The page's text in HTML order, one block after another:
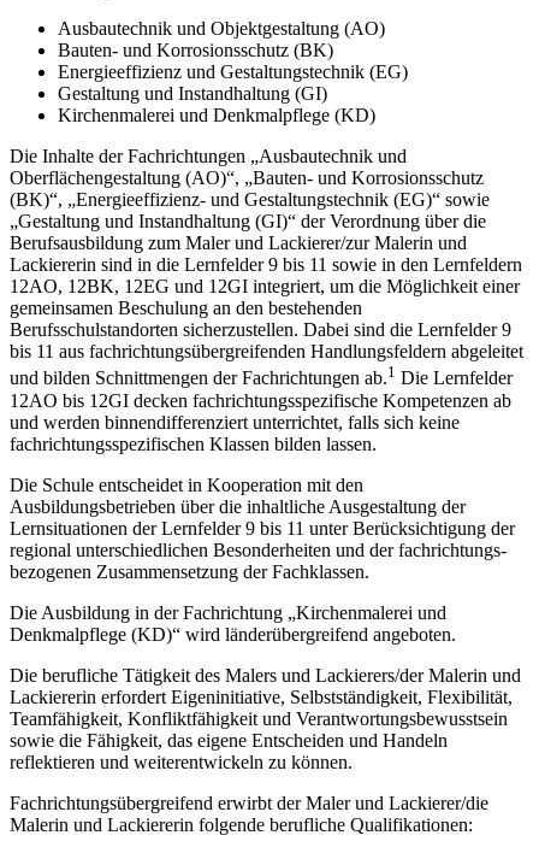
Ausbautechnik und Objektgestaltung (AO)
Bauten- und Korrosionsschutz (BK)
Energieeffizienz und Gestaltungstechnik (EG)
Gestaltung und Instandhaltung (GI)
Kirchenmalerei und Denkmalpflege (KD)
Die Inhalte der Fachrichtungen „Ausbautechnik und
Oberflächengestaltung (AO)“, „Bauten- und Korrosionsschutz
(BK)“, „Energieeffizienz- und Gestaltungstechnik (EG)“ sowie
„Gestaltung und Instandhaltung (GI)“ der Verordnung über die
Berufsausbildung zum Maler und Lackierer/zur Malerin und
Lackiererin sind in die Lernfelder 9 bis 11 sowie in den Lernfeldern
12AO, 12BK, 12EG und 12GI integriert, um die Möglichkeit einer
gemeinsamen Beschulung an den bestehenden
Berufsschulstandorten sicher­zustellen. Dabei sind die Lernfelder 9
bis 11 aus fachrichtungsübergreifenden Hand­lungsfeldern abgeleitet
und bilden Schnittmengen der Fachrichtungen ab.1 Die Lern­felder
12AO bis 12GI decken fachrichtungsspezifische Kompetenzen ab
und werden binnen­differenziert unterrichtet, falls sich keine
fachrichtungsspezifischen Klassen bilden lassen.
Die Schule entscheidet in Kooperation mit den
Ausbildungsbetrieben über die inhaltliche Ausgestaltung der
Lernsituationen der Lernfelder 9 bis 11 unter Berück­sichtigung der
regional unterschiedlichen Besonderheiten und der fachrich­tungs­
bezogenen Zusammensetzung der Fachklassen.
Die Ausbildung in der Fachrichtung „Kirchenmalerei und
Denkmalpflege (KD)“ wird länderübergreifend angeboten.
Die berufliche Tätigkeit des Malers und Lackierers/der Malerin und
Lackiererin erfordert Eigeninitiative, Selbstständigkeit, Flexibilität,
Teamfähigkeit, Konfliktfähigkeit und Verant­wor­tungsbewusst­sein
sowie die Fähigkeit, das eigene Entscheiden und Handeln
reflektieren und weiterentwickeln zu können.
Fachrichtungsübergreifend erwirbt der Maler und Lackierer/die
Malerin und Lackiererin folgende berufliche Qualifikationen: